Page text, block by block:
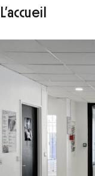
L’accueil